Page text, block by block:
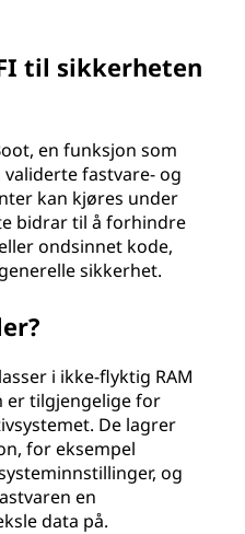
til sikkerheten
en funksjon som
fastvare- og
kan kjøres under
bidrar til å forhindre
ondsinnet kode,
sikkerhet.
i ikke-flyktig RAM
er tilgjengelige for
De lagrer
for eksempel
og
en
data på.